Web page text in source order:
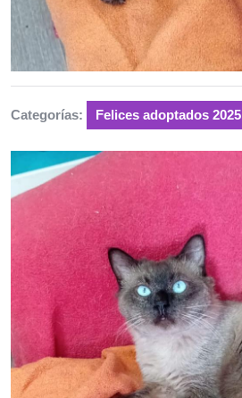
Categorías: Felices adoptados 2025